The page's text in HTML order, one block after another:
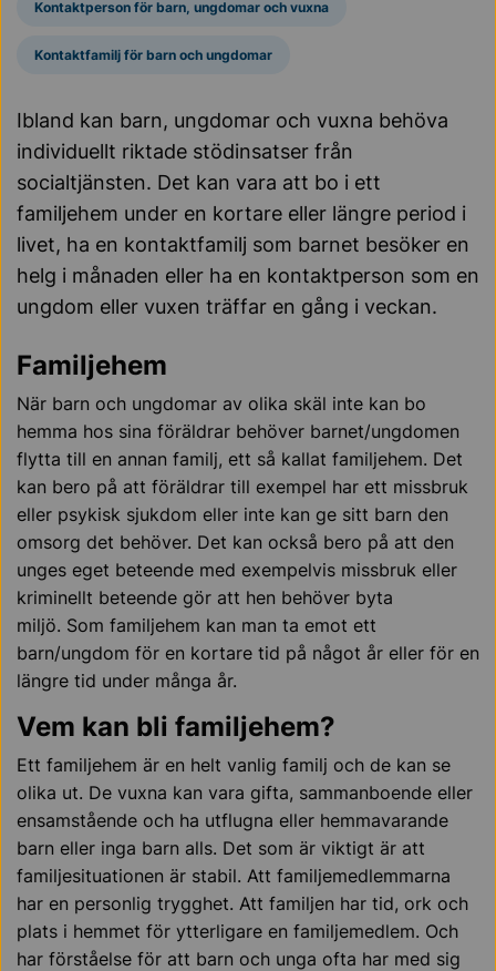
Kontaktperson för barn, ungdomar och vuxna
Kontaktfamilj för barn och ungdomar
Ibland kan barn, ungdomar och vuxna behöva
individuellt riktade stödinsatser från
socialtjänsten. Det kan vara att bo i ett
familjehem under en kortare eller längre period i
livet, ha en kontaktfamilj som barnet besöker en
helg i månaden eller ha en kontaktperson som en
ungdom eller vuxen träffar en gång i veckan.
Familjehem
När barn och ungdomar av olika skäl inte kan bo
hemma hos sina föräldrar behöver barnet/ungdomen
flytta till en annan familj, ett så kallat familjehem. Det
kan bero på att föräldrar till exempel har ett missbruk
eller psykisk sjukdom eller inte kan ge sitt barn den
omsorg det behöver. Det kan också bero på att den
unges eget beteende med exempelvis missbruk eller
kriminellt beteende gör att hen behöver byta
miljö. Som familjehem kan man ta emot ett
barn/ungdom för en kortare tid på något år eller för en
längre tid under många år.
Vem kan bli familjehem?
Ett familjehem är en helt vanlig familj och de kan se
olika ut. De vuxna kan vara gifta, sammanboende eller
ensamstående och ha utflugna eller hemmavarande
barn eller inga barn alls. Det som är viktigt är att
familjesituationen är stabil. Att familjemedlemmarna
har en personlig trygghet. Att familjen har tid, ork och
plats i hemmet för ytterligare en familjemedlem. Och
har förståelse för att barn och unga ofta har med sig